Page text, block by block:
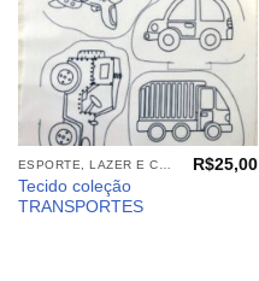
ESPORTE, LAZER E CIA (TECIDOS)
Tecido coleção
TRANSPORTES
R$25,00